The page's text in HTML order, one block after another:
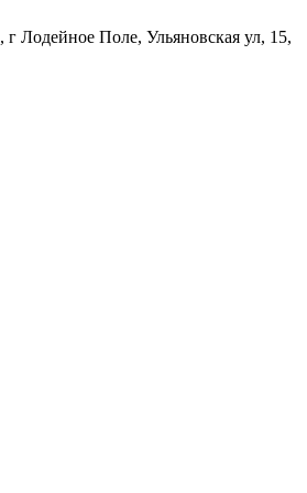
Лодейное Поле, Ульяновская ул, 15,